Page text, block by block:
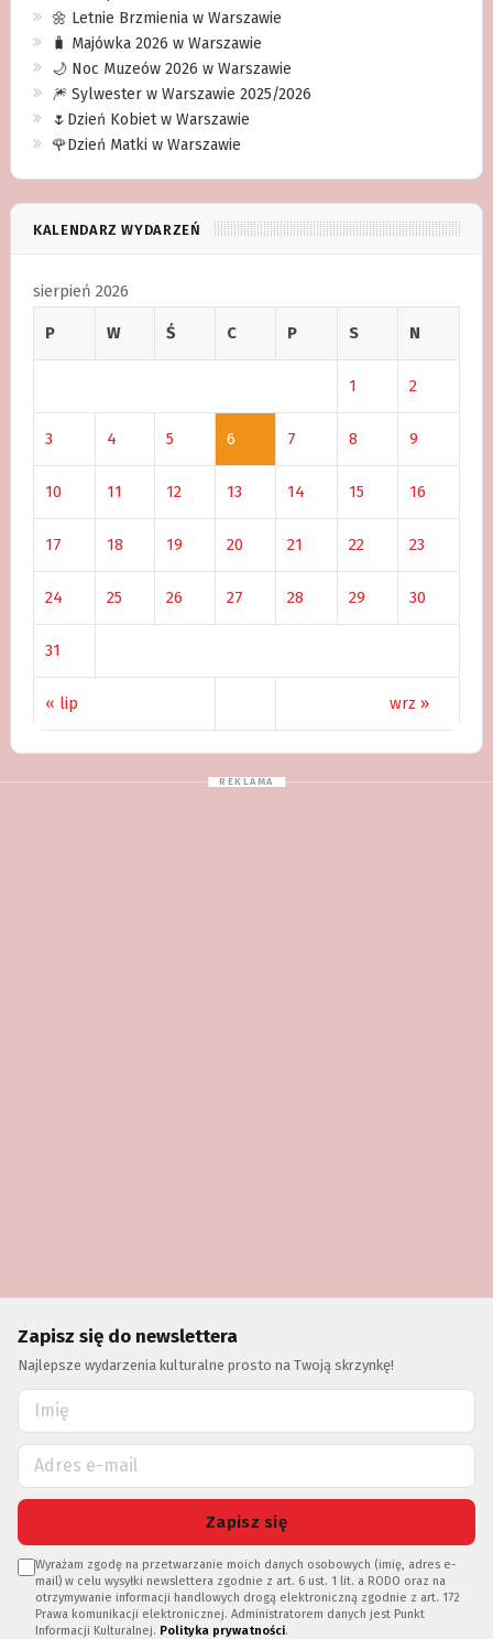
🌼 Letnie Brzmienia w Warszawie
🧳 Majówka 2026 w Warszawie
🌙 Noc Muzeów 2026 w Warszawie
🎆 Sylwester w Warszawie 2025/2026
🌷Dzień Kobiet w Warszawie
🌹Dzień Matki w Warszawie
KALENDARZ WYDARZEŃ
sierpień 2026
P W Ś C P S N
« lip wrz »
1 2
3 4 5 6 7 8 9
10 11 12 13 14 15 16
17 18 19 20 21 22 23
24 25 26 27 28 29 30
31
Zapisz się do newslettera
Najlepsze wydarzenia kulturalne prosto na Twoją skrzynkę!
Zapisz się
Wyrażam zgodę na przetwarzanie moich danych osobowych (imię, adres e-
mail) w celu wysyłki newslettera zgodnie z art. 6 ust. 1 lit. a RODO oraz na
otrzymywanie informacji handlowych drogą elektroniczną zgodnie z art. 172
Prawa komunikacji elektronicznej. Administratorem danych jest Punkt
Informacji Kulturalnej. Polityka prywatności.